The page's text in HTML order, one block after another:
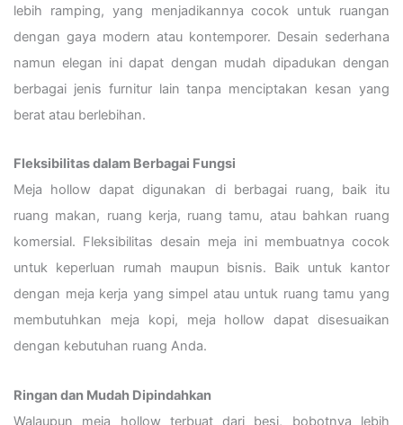
lebih ramping, yang menjadikannya cocok untuk ruangan
dengan gaya modern atau kontemporer. Desain sederhana
namun elegan ini dapat dengan mudah dipadukan dengan
berbagai jenis furnitur lain tanpa menciptakan kesan yang
berat atau berlebihan.
Fleksibilitas dalam Berbagai Fungsi
Meja hollow dapat digunakan di berbagai ruang, baik itu
ruang makan, ruang kerja, ruang tamu, atau bahkan ruang
komersial. Fleksibilitas desain meja ini membuatnya cocok
untuk keperluan rumah maupun bisnis. Baik untuk kantor
dengan meja kerja yang simpel atau untuk ruang tamu yang
membutuhkan meja kopi, meja hollow dapat disesuaikan
dengan kebutuhan ruang Anda.
Ringan dan Mudah Dipindahkan
Walaupun meja hollow terbuat dari besi, bobotnya lebih